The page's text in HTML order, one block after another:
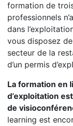
formation de
professionnels
dans
vous disposez
secteur de la
d’un permis
La formation en
d’exploitation
de
learning est